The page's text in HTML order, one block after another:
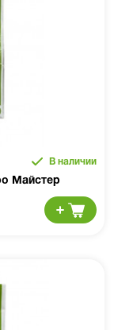
В наличии
Майстер